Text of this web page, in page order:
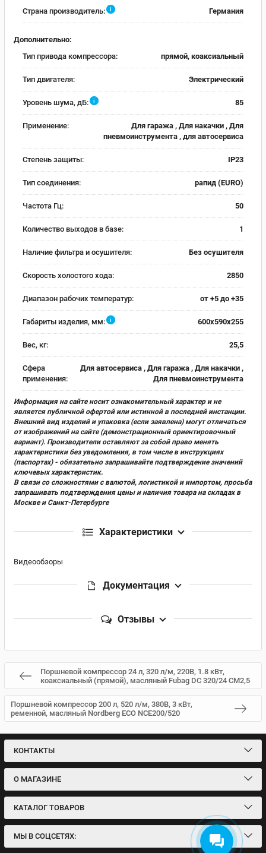
Страна производитель: i Германия
Дополнительно:
Тип привода компрессора:
прямой, коаксиальный
Тип двигателя: Электрический
Уровень шума, дБ: i 85
Применение:
Для гаража , Для накачки , Для
пневмоинструмента , для автосервиса
Степень защиты: IP23
Тип соединения: рапид (EURO)
Частота Гц: 50
Количество выходов в базе: 1
Наличие фильтра и осушителя: Без осушителя
Скорость холостого хода: 2850
Диапазон рабочих температур: от +5 до +35
Габариты изделия, мм: i 600x590x255
Вес, кг: 25,5
Сфера
применения:
Для автосервиса , Для гаража , Для накачки ,
Для пневмоинструмента
Информация на сайте носит ознакомительный характер и не
является публичной офертой или истинной в последней инстанции.
Внешний вид изделий и упаковка (если заявлена) могут отличаться
от изображений на сайте (демонстрационный ориентировочный
вариант). Производители оставляют за собой право менять
характеристики без уведомления, в том числе в инструкциях
(паспортах) - обязательно запрашивайте подтверждение значений
ключевых характеристик.
В связи со сложностями с валютой, логистикой и импортом, просьба
запрашивать подтверждения цены и наличия товара на складах в
Москве и Санкт-Петербурге
Характеристики
Видеообзоры
Документация
Отзывы
Поршневой компрессор 24 л, 320 л/м, 220В, 1.8 кВт,
коаксиальный (прямой), масляный Fubag DC 320/24 CM2,5
Поршневой компрессор 200 л, 520 л/м, 380В, 3 кВт,
ременной, масляный Nordberg ECO NCE200/520
КОНТАКТЫ
О МАГАЗИНЕ
КАТАЛОГ ТОВАРОВ
МЫ В СОЦСЕТЯХ: